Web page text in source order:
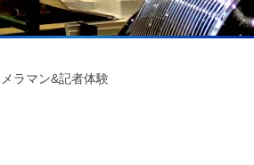
ラマン&記者体験